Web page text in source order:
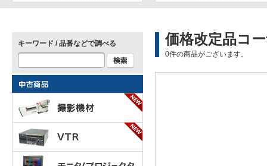
価格改定品コ
0件の商品がございます。
キーワード / 品番などで調べる